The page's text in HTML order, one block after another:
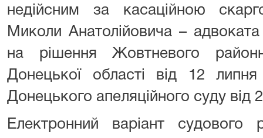
недійсним за касаційною
Миколи Анатолійовича –
на рішення Жовтневого
Донецької області від 12
Донецького апеляційного суду від
Електронний варіант